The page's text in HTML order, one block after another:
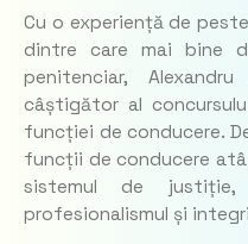
Cu o experiență de
dintre care mai bine
penitenciar,
câștigător al
funcției de conducere.
funcții de conducere
sistemul de
profesionalismul și